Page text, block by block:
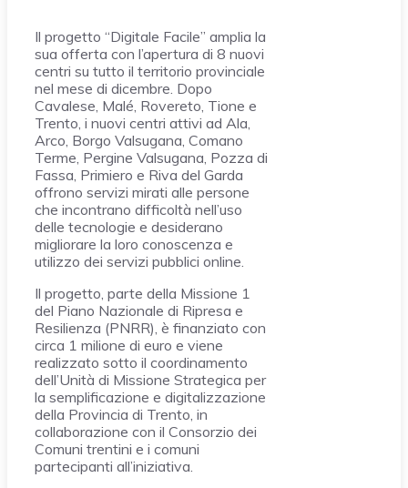
Il progetto “Digitale Facile” amplia la
sua offerta con l’apertura di 8 nuovi
centri su tutto il territorio provinciale
nel mese di dicembre. Dopo
Cavalese, Malé, Rovereto, Tione e
Trento, i nuovi centri attivi ad Ala,
Arco, Borgo Valsugana, Comano
Terme, Pergine Valsugana, Pozza di
Fassa, Primiero e Riva del Garda
offrono servizi mirati alle persone
che incontrano difficoltà nell’uso
delle tecnologie e desiderano
migliorare la loro conoscenza e
utilizzo dei servizi pubblici online.
Il progetto, parte della Missione 1
del Piano Nazionale di Ripresa e
Resilienza (PNRR), è finanziato con
circa 1 milione di euro e viene
realizzato sotto il coordinamento
dell’Unità di Missione Strategica per
la semplificazione e digitalizzazione
della Provincia di Trento, in
collaborazione con il Consorzio dei
Comuni trentini e i comuni
partecipanti all’iniziativa.